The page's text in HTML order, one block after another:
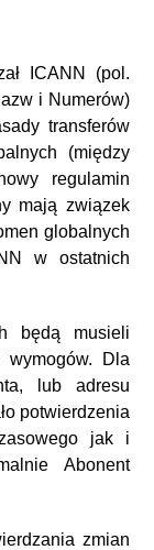
ICANN (pol.
i Numerów)
transferów
(między
regulamin
mają związek
globalnych
w ostatnich
będą musieli
Dla
lub adresu
potwierdzenia
jak i
Abonent
zmian